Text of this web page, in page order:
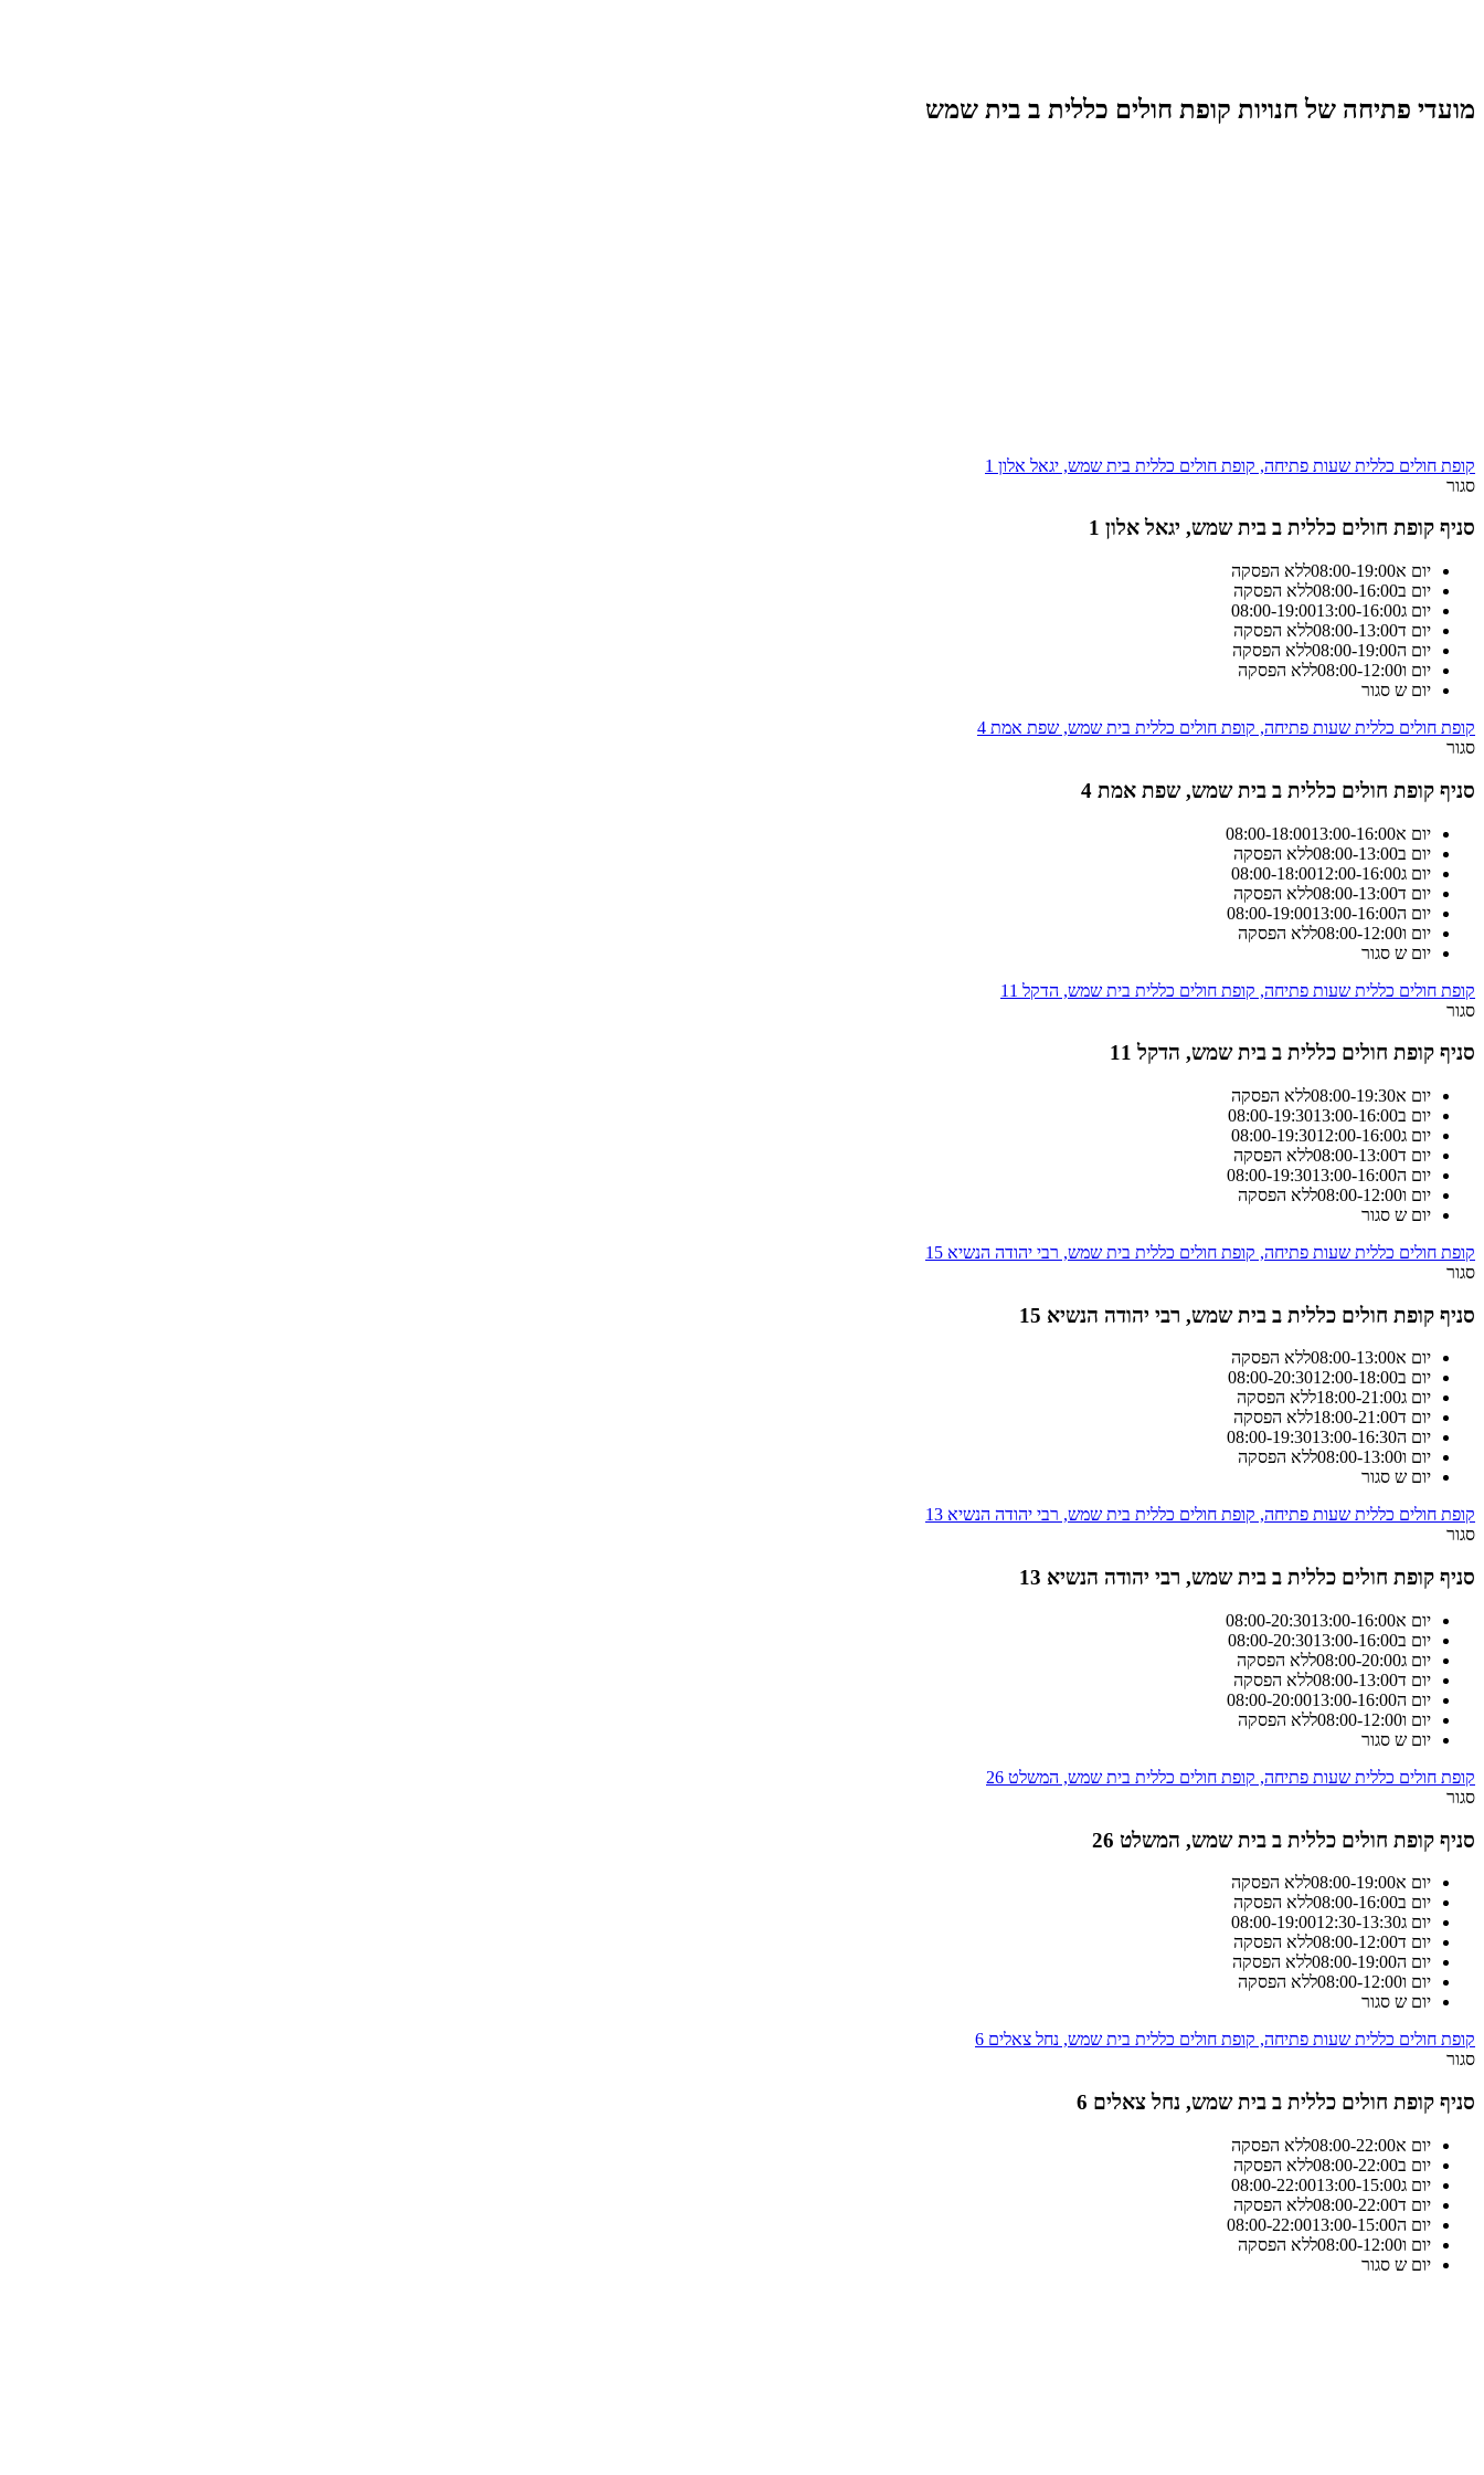
מועדי פתיחה של חנויות קופת חולים כללית ב בית שמש
קופת חולים כללית שעות פתיחה, קופת חולים כללית בית שמש, יגאל אלון 1
סגור
סניף קופת חולים כללית ב בית שמש, יגאל אלון 1
יום א 08:00-19:00
ללא הפסקה
יום ב
08:00-16:00
ללא הפסקה
יום ג
08:00-19:0013:00-16:00
יום ד
08:00-13:00
ללא הפסקה
יום ה
08:00-19:00
ללא הפסקה
יום ו
08:00-12:00
ללא הפסקה
יום ש סגור
קופת חולים כללית שעות פתיחה, קופת חולים כללית בית שמש, שפת אמת 4
סגור
סניף קופת חולים כללית ב בית שמש, שפת אמת 4
יום א 08:00-18:0013:00-16:00
יום ב
08:00-13:00
ללא הפסקה
יום ג
08:00-18:0012:00-16:00
יום ד
08:00-13:00
ללא הפסקה
יום ה
08:00-19:0013:00-16:00
יום ו
08:00-12:00
ללא הפסקה
יום ש סגור
קופת חולים כללית שעות פתיחה, קופת חולים כללית בית שמש, הדקל 11
סגור
סניף קופת חולים כללית ב בית שמש, הדקל 11
יום א 08:00-19:30
ללא הפסקה
יום ב
08:00-19:3013:00-16:00
יום ג
08:00-19:3012:00-16:00
יום ד
08:00-13:00
ללא הפסקה
יום ה
08:00-19:3013:00-16:00
יום ו
08:00-12:00
ללא הפסקה
יום ש סגור
קופת חולים כללית שעות פתיחה, קופת חולים כללית בית שמש, רבי יהודה הנשיא 15
סגור
סניף קופת חולים כללית ב בית שמש, רבי יהודה הנשיא 15
יום א 08:00-13:00
ללא הפסקה
יום ב
08:00-20:3012:00-18:00
יום ג
18:00-21:00
ללא הפסקה
יום ד
18:00-21:00
ללא הפסקה
יום ה
08:00-19:3013:00-16:30
יום ו
08:00-13:00
ללא הפסקה
יום ש סגור
קופת חולים כללית שעות פתיחה, קופת חולים כללית בית שמש, רבי יהודה הנשיא 13
סגור
סניף קופת חולים כללית ב בית שמש, רבי יהודה הנשיא 13
יום א 08:00-20:3013:00-16:00
יום ב
08:00-20:3013:00-16:00
יום ג
08:00-20:00
ללא הפסקה
יום ד
08:00-13:00
ללא הפסקה
יום ה
08:00-20:0013:00-16:00
יום ו
08:00-12:00
ללא הפסקה
יום ש סגור
קופת חולים כללית שעות פתיחה, קופת חולים כללית בית שמש, המשלט 26
סגור
סניף קופת חולים כללית ב בית שמש, המשלט 26
יום א 08:00-19:00
ללא הפסקה
יום ב
08:00-16:00
ללא הפסקה
יום ג
08:00-19:0012:30-13:30
יום ד
08:00-12:00
ללא הפסקה
יום ה
08:00-19:00
ללא הפסקה
יום ו
08:00-12:00
ללא הפסקה
יום ש סגור
קופת חולים כללית שעות פתיחה, קופת חולים כללית בית שמש, נחל צאלים 6
סגור
סניף קופת חולים כללית ב בית שמש, נחל צאלים 6
יום א 08:00-22:00
ללא הפסקה
יום ב
08:00-22:00
ללא הפסקה
יום ג
08:00-22:0013:00-15:00
יום ד
08:00-22:00
ללא הפסקה
יום ה
08:00-22:0013:00-15:00
יום ו
08:00-12:00
ללא הפסקה
יום ש סגור